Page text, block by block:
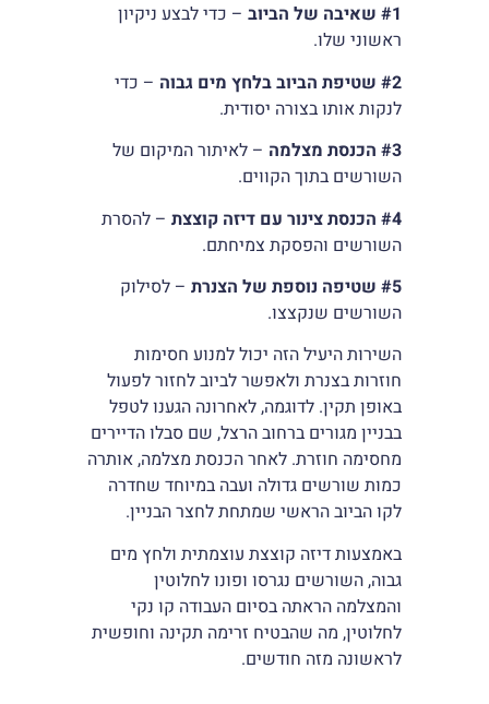
#1 שאיבה של הביוב– כדי לבצע ניקיון
ראשוני שלו.
#2 שטיפת הביוב בלחץ מים גבוה – כדי
לנקות אותו בצורה יסודית.
#3 הכנסת מצלמה – לאיתור המיקום של
השורשים בתוך הקווים.
#4 הכנסת צינור עם דיזה קוצצת– להסרת
השורשים והפסקת צמיחתם.
#5 שטיפה נוספת של הצנרת – לסילוק
השורשים שנקצצו.
השירות היעיל הזה יכול למנוע חסימות
חוזרות בצנרת ולאפשר לביוב לחזור לפעול
באופן תקין. לדוגמה, לאחרונה הגענו לטפל
בבניין מגורים ברחוב הרצל, שם סבלו הדיירים
מחסימה חוזרת. לאחר הכנסת מצלמה, אותרה
כמות שורשים גדולה ועבה במיוחד שחדרה
לקו הביוב הראשי שמתחת לחצר הבניין.
באמצעות דיזה קוצצת עוצמתית ולחץ מים
גבוה, השורשים נגרסו ופונו לחלוטין
והמצלמה הראתה בסיום העבודה קו נקי
לחלוטין, מה שהבטיח זרימה תקינה וחופשית
לראשונה מזה חודשים.